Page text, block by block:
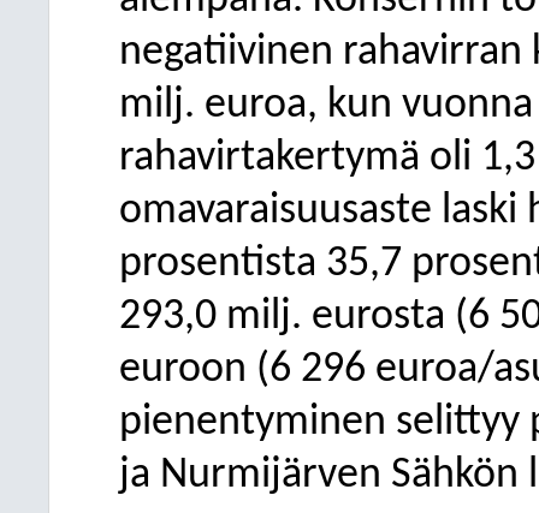
negatiivinen
milj. euroa, kun
rahavirtakertymä oli
omavaraisuusaste
prosentista 35,7
293,0 milj. eurosta (6
euroon (6 296 euroa/
pienentyminen selittyy
ja Nurmijärven Sähkön